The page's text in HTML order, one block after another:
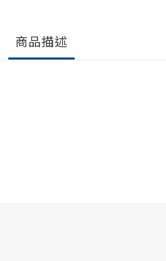
商品描述